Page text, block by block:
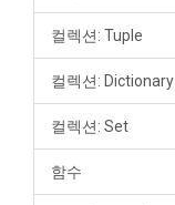
컬렉션: Tuple
컬렉션: Dictionary
컬렉션: Set
함수